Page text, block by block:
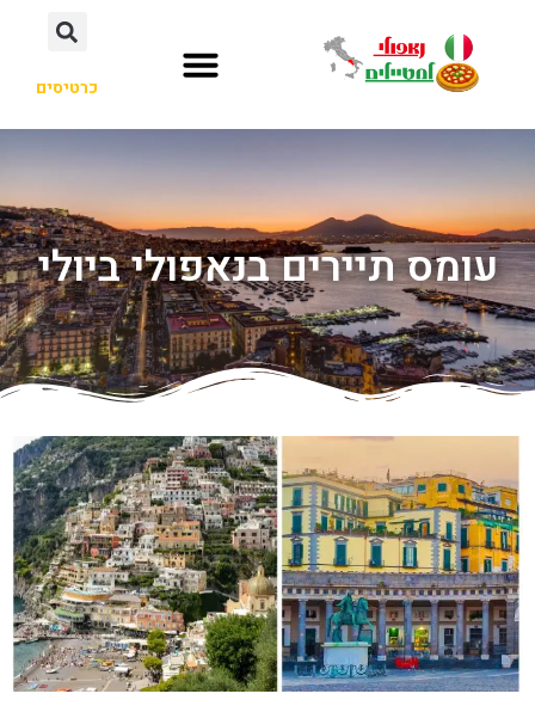
כרטיסים
עומס תיירים בנאפולי ביולי